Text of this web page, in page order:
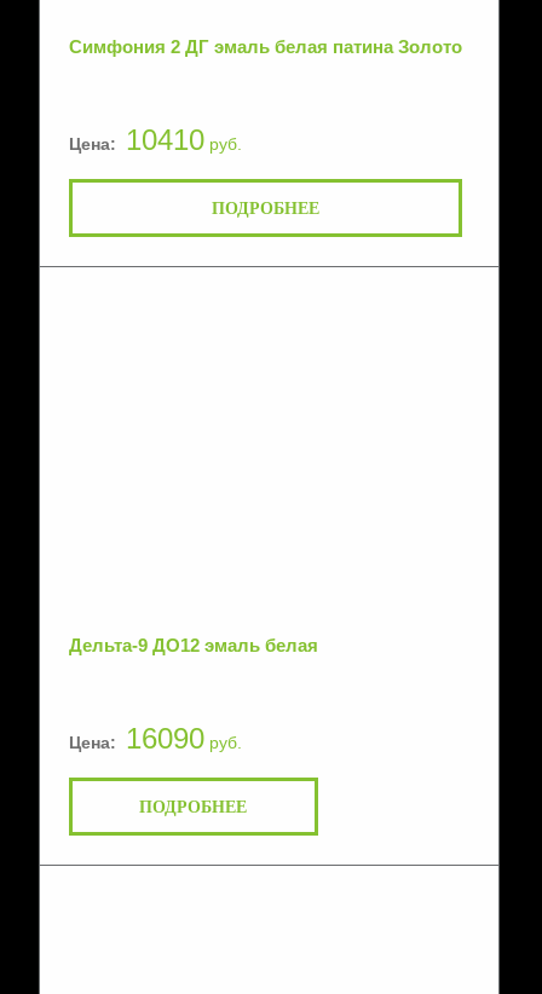
Симфония 2 ДГ эмаль белая патина Золото
Цена: 10410руб.
ПОДРОБНЕЕ
Дельта-9 ДО12 эмаль белая
Цена: 16090руб.
ПОДРОБНЕЕ